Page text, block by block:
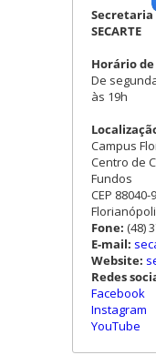
Secretaria
SECARTE
Horário
De
às 19h
Campus
Centro de
Fundos
CEP 88040-
Fone: (48)
E-mail:
Website:
Redes
Facebook
Instagram
YouTube